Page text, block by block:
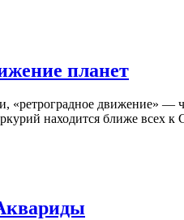
планет
«ретроградное движение» —
находится ближе всех к